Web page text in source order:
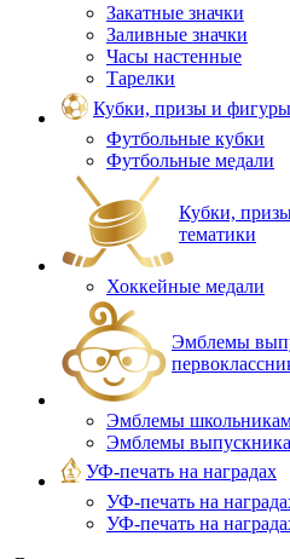
Закатные значки
Заливные значки
Часы настенные
Тарелки
Кубки, призы и
Футбольные кубки
Футбольные медали
Кубки,
тематики
Хоккейные медали
Эмблемы
Эмблемы
Эмблемы
УФ-печать на наградах
УФ‑печать на
УФ-печать на